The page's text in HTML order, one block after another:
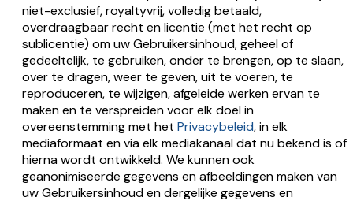
niet-exclusief, royaltyvrij, volledig betaald,
overdraagbaar recht en licentie (met het recht op
sublicentie) om uw Gebruikersinhoud, geheel of
gedeeltelijk, te gebruiken, onder te brengen, op te slaan,
over te dragen, weer te geven, uit te voeren, te
reproduceren, te wijzigen, afgeleide werken ervan te
maken en te verspreiden voor elk doel in
overeenstemming met het Privacybeleid, in elk
mediaformaat en via elk mediakanaal dat nu bekend is of
hierna wordt ontwikkeld. We kunnen ook
geanonimiseerde gegevens en afbeeldingen maken van
uw Gebruikersinhoud en dergelijke gegevens en